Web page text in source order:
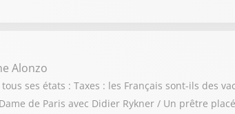
Alonzo
ses états : Taxes : les Français sont-ils des
de Paris avec Didier Rykner / Un prêtre